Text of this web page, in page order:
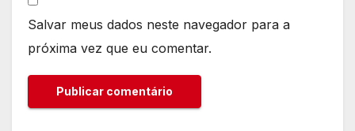
Salvar meus dados neste navegador para a
próxima vez que eu comentar.